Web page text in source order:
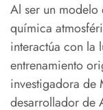
Al ser un
química
interactúa con la
entrenamiento
investigadora de
desarrollador de